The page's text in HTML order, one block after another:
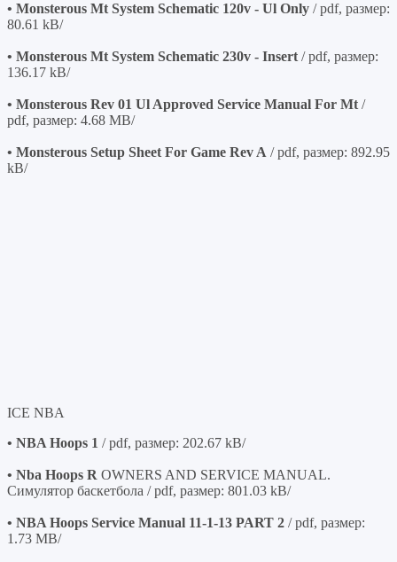
• Monsterous Mt System Schematic 120v - Ul Only / pdf, размер:
80.61 kB/
• Monsterous Mt System Schematic 230v - Insert / pdf, размер:
136.17 kB/
• Monsterous Rev 01 Ul Approved Service Manual For Mt /
pdf, размер: 4.68 MB/
• Monsterous Setup Sheet For Game Rev A / pdf, размер: 892.95
kB/
ICE NBA
• NBA Hoops 1 / pdf, размер: 202.67 kB/
• Nba Hoops R OWNERS AND SERVICE MANUAL.
Симулятор баскетбола / pdf, размер: 801.03 kB/
• NBA Hoops Service Manual 11-1-13 PART 2 / pdf, размер:
1.73 MB/